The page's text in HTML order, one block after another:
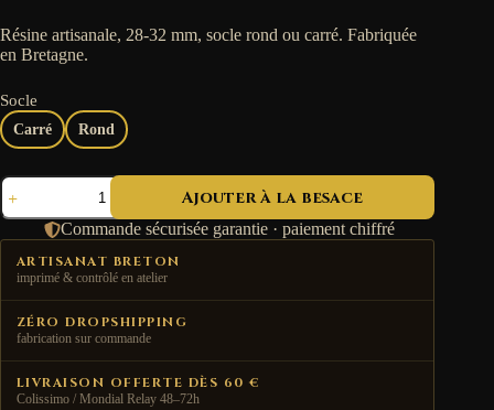
Résine artisanale, 28-32 mm, socle rond ou carré. Fabriquée
en Bretagne.
Socle
Carré Rond
quantité
de
Enchanteresse
-
Arcadian
Heroes
Ajouter à la besace
Commande sécurisée garantie · paiement chiffré
ARTISANAT BRETON
imprimé & contrôlé en atelier
ZÉRO DROPSHIPPING
fabrication sur commande
LIVRAISON OFFERTE DÈS 60 €
Colissimo / Mondial Relay 48–72h